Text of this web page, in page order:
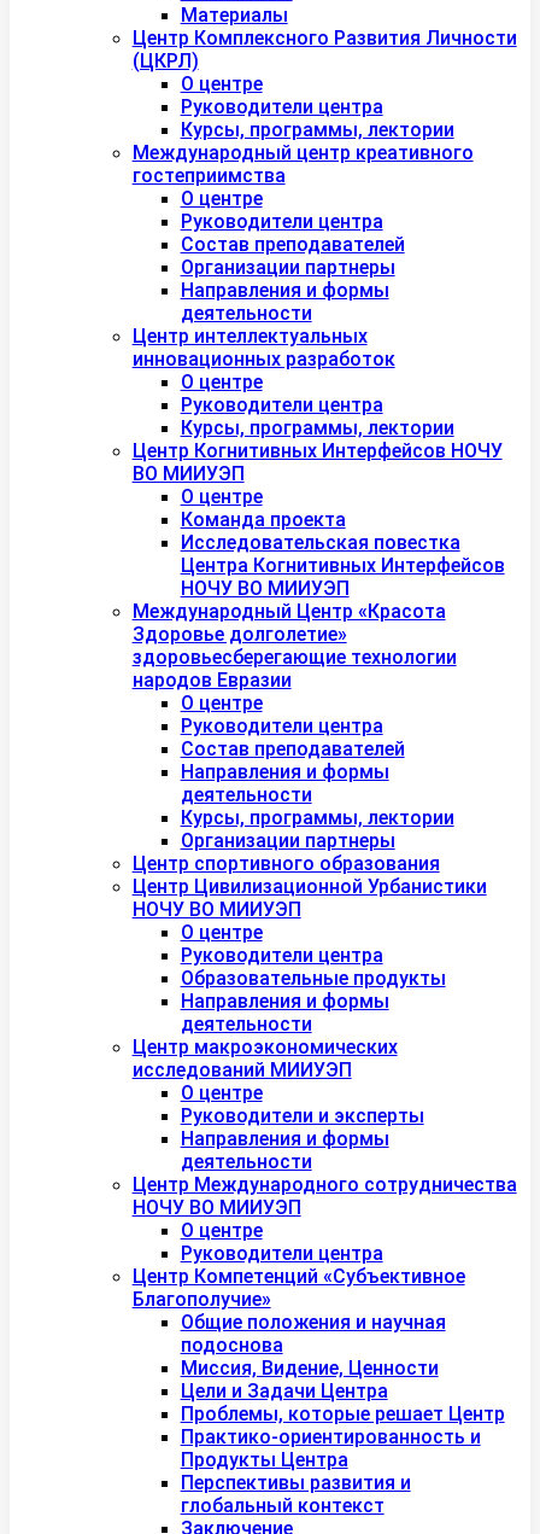
Материалы
Центр Комплексного Развития Личности
(ЦКРЛ)
О центре
Руководители центра
Курсы, программы, лектории
Международный центр креативного
гостеприимства
О центре
Руководители центра
Состав преподавателей
Организации партнеры
Направления и формы
деятельности
Центр интеллектуальных
инновационных разработок
О центре
Руководители центра
Курсы, программы, лектории
Центр Когнитивных Интерфейсов НОЧУ
ВО МИИУЭП
О центре
Команда проекта
Исследовательская повестка
Центра Когнитивных Интерфейсов
НОЧУ ВО МИИУЭП
Международный Центр «Красота
Здоровье долголетие»
здоровьесберегающие технологии
народов Евразии
О центре
Руководители центра
Состав преподавателей
Направления и формы
деятельности
Курсы, программы, лектории
Организации партнеры
Центр спортивного образования
Центр Цивилизационной Урбанистики
НОЧУ ВО МИИУЭП
О центре
Руководители центра
Образовательные продукты
Направления и формы
деятельности
Центр макроэкономических
исследований МИИУЭП
О центре
Руководители и эксперты
Направления и формы
деятельности
Центр Международного сотрудничества
НОЧУ ВО МИИУЭП
О центре
Руководители центра
Центр Компетенций «Субъективное
Благополучие»
Общие положения и научная
подоснова
Миссия, Видение, Ценности
Цели и Задачи Центра
Проблемы, которые решает Центр
Практико-ориентированность и
Продукты Центра
Перспективы развития и
глобальный контекст
Заключение